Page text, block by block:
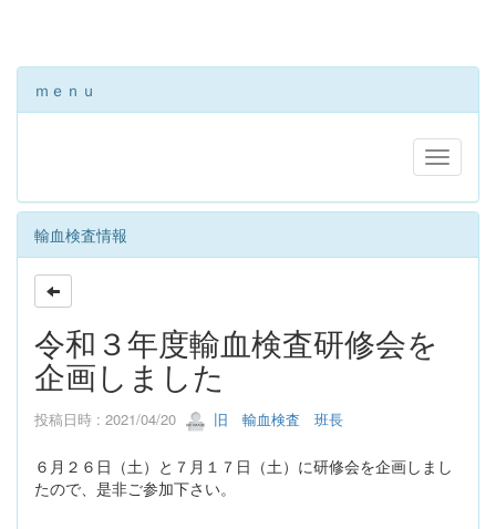
ｍｅｎｕ
輸血検査情報
令和３年度輸血検査研修会を
企画しました
投稿日時 : 2021/04/20 旧 輸血検査 班長
６月２６日（土）と７月１７日（土）に研修会を企画しまし
たので、是非ご参加下さい。